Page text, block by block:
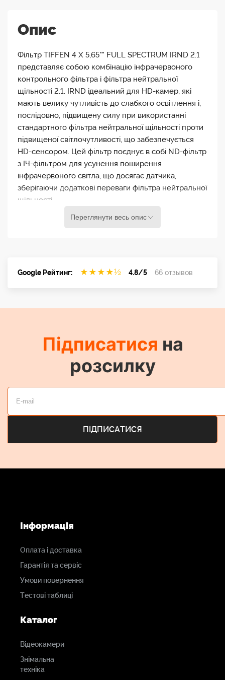
Опис
Фільтр TIFFEN 4 X 5,65"" FULL SPECTRUM IRND 2.1
представляє собою комбінацію інфрачервоного
контрольного фільтра і фільтра нейтральної
щільності 2.1. IRND ідеальний для HD-камер, які
мають велику чутливість до слабкого освітлення і,
послідовно, підвищену силу при використанні
стандартного фільтра нейтральної щільності проти
підвищеної світлочутливості, що забезпечується
HD-сенсором. Цей фільтр поєднує в собі ND-фільтр
з ІЧ-фільтром для усунення поширення
інфрачервоного світла, що досягає датчика,
зберігаючи додаткові переваги фільтра нейтральної
щільності.
ND-фільтри Tiffen зменшують кількість світла, що
Властивості Фільтра Tiffen 4X5650
WW IR ND21
Керує глибиною різкості
Дозволяє використовувати довшу витримку для
Переглянути весь опис
Google Рейтинг: ★ ★ ★ ★½ 4.8/5 66 отзывов
Підписатися на
розсилку
Інформація
Оплата і доставка
Гарантія та сервіс
Умови повернення
Тестові таблиці
Каталог
Відеокамери
Знімальна
техніка